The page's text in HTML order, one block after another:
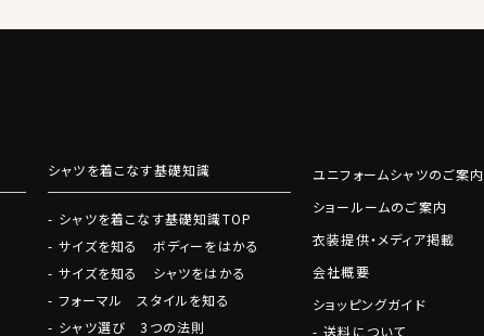
シャツを着こなす基礎知識
シャツを着こなす基礎知識TOP
サイズを知る ボディーをはかる
サイズを知る シャツをはかる
フォーマル スタイルを知る
シャツ選び 3つの法則
ユニフォームシャツのご案内
ショールームのご案内
衣装提供・メディア掲載
会社概要
ショッピングガイド
送料について